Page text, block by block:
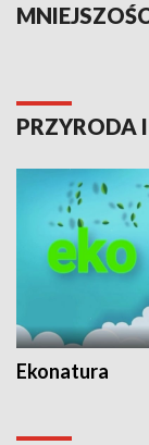
PRZYRODA
Ekonatura